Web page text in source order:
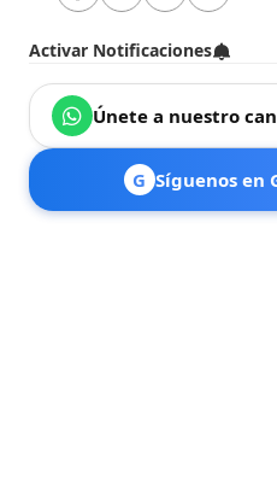
Activar Notificaciones
Únete a nuestro
G Síguenos en